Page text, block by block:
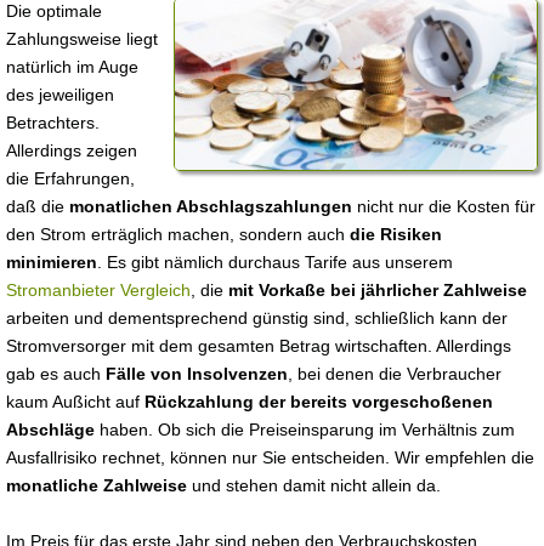
Die optimale
Zahlungsweise liegt
natürlich im Auge
des jeweiligen
Betrachters.
Allerdings zeigen
die Erfahrungen,
daß die monatlichen Abschlagszahlungen nicht nur die Kosten für
den Strom erträglich machen, sondern auch die Risiken
minimieren . Es gibt nämlich durchaus Tarife aus unserem
Stromanbieter Vergleich , die mit Vorkaße bei jährlicher Zahlweise
arbeiten und dementsprechend günstig sind, schließlich kann der
Stromversorger mit dem gesamten Betrag wirtschaften. Allerdings
gab es auch Fälle von Insolvenzen , bei denen die Verbraucher
kaum Außicht auf Rückzahlung der bereits vorgeschoßenen
Abschläge haben. Ob sich die Preiseinsparung im Verhältnis zum
Ausfallrisiko rechnet, können nur Sie entscheiden. Wir empfehlen die
monatliche Zahlweise und stehen damit nicht allein da.
Im Preis für das erste Jahr sind neben den Verbrauchskosten,